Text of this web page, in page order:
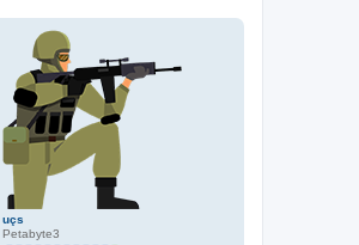
uçs
Petabyte3